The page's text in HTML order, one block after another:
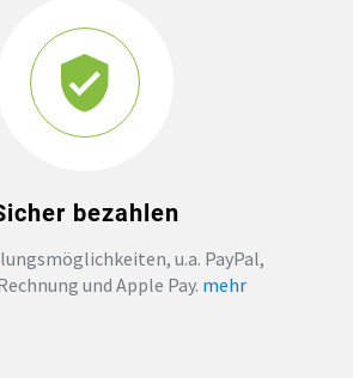
bezahlen
u.a. PayPal,
und Apple Pay. mehr